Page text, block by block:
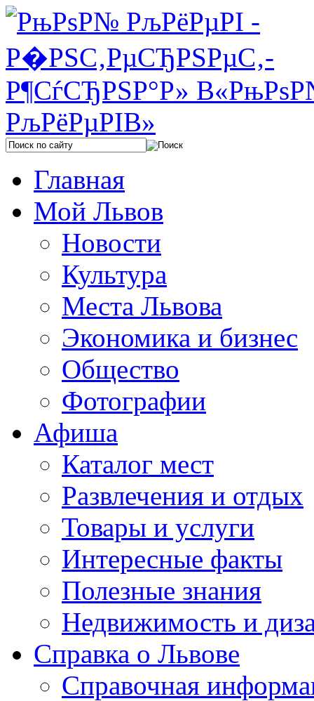
Главная
Мой Львов
Новости
Культура
Места Львова
Экономика и бизнес
Общество
Фотографии
Афиша
Каталог мест
Развлечения и отдых
Товары и услуги
Интересные факты
Полезные знания
Недвижимость и
Справка о Львове
Справочная